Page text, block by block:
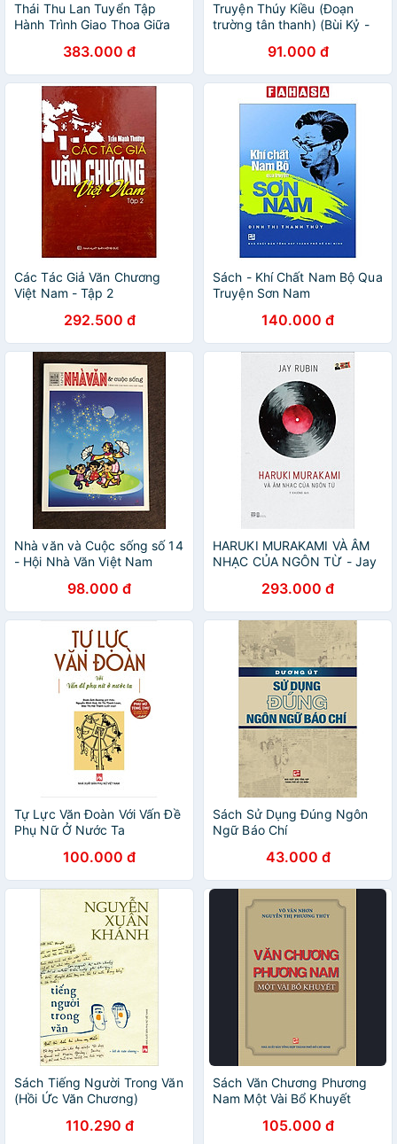
Thái Thu Lan Tuyển Tập
Hành Trình Giao Thoa Giữa
Việt Nam383.000 đ
Truyện Thúy Kiều (Đoạn
trường tân thanh) (Bùi Kỷ -
91.000 đ
Các Tác Giả Văn Chương
Việt Nam - Tập 2
292.500 đ
Sách - Khí Chất Nam Bộ Qua
Truyện Sơn Nam
140.000 đ
Nhà văn và Cuộc sống số 14
- Hội Nhà Văn Việt Nam
98.000 đ
HARUKI MURAKAMI VÀ ÂM
NHẠC CỦA NGÔN TỪ - Jay
Phanbook293.000 đ
Tự Lực Văn Đoàn Với Vấn Đề
Phụ Nữ Ở Nước Ta
100.000 đ
Sách Sử Dụng Đúng Ngôn
Ngữ Báo Chí
43.000 đ
Sách Tiếng Người Trong Văn
(Hồi Ức Văn Chương)
110.290 đ
Sách Văn Chương Phương
Nam Một Vài Bổ Khuyết
105.000 đ